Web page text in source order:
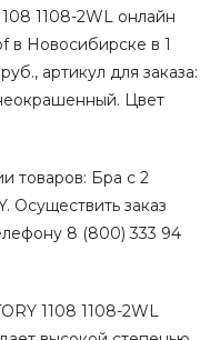
1108-2WL онлайн
в Новосибирске в 1
артикул для заказа:
Цвет
товаров: Бра с 2
Осуществить заказ
8 (800) 333 94
1108 1108-2WL